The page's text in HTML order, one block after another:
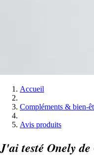
Accueil
Compléments & bien-
Avis produits
J'ai testé Onely